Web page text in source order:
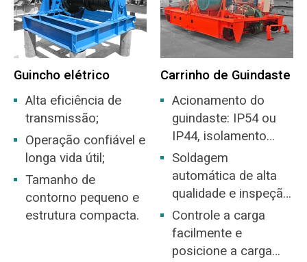
Guincho elétrico
Alta eficiência de
transmissão;
Operação confiável e
longa vida útil;
Tamanho de
contorno pequeno e
estrutura compacta.
Carrinho de Guindaste
Acionamento do
guindaste: IP54 ou
IP44, isolamento
nível F
Soldagem
automática de alta
qualidade e inspeção
NDT
Controle a carga
facilmente e
posicione a carga